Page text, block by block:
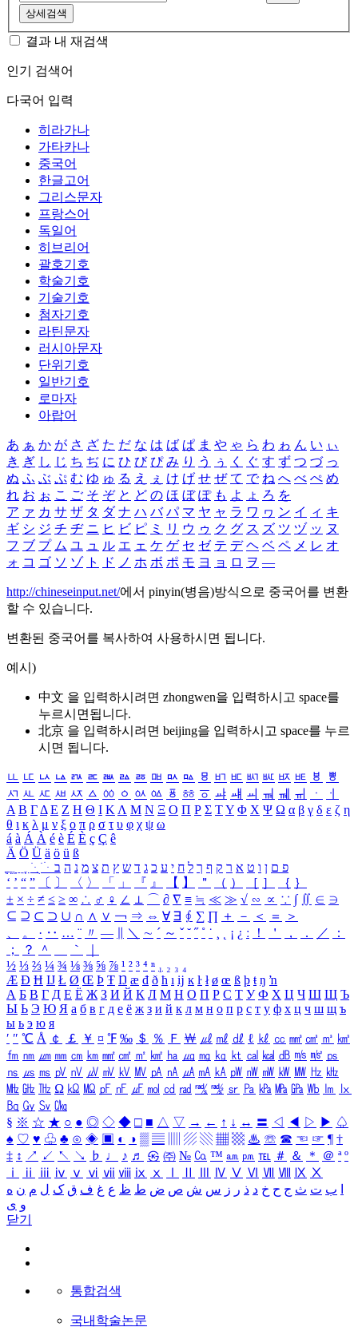
상세검색
결과 내 재검색
인기 검색어
다국어 입력
히라가나
가타카나
중국어
한글고어
그리스문자
프랑스어
독일어
히브리어
괄호기호
학술기호
기술기호
첨자기호
라틴문자
러시아문자
단위기호
일반기호
로마자
아랍어
あ ぁ か が さ ざ た だ な は ば ぱ ま や ゃ ら わ ゎ ん い ぃ
き ぎ し じ ち ぢ に ひ び ぴ み り う ぅ く ぐ す ず つ づ っ
ぬ ふ ぶ ぷ む ゆ ゅ る え ぇ け げ せ ぜ て で ね へ べ ぺ め
れ お ぉ こ ご そ ぞ と ど の ほ ぼ ぽ も よ ょ ろ を
ア ァ カ サ ザ タ ダ ナ ハ バ パ マ ヤ ャ ラ ワ ヮ ン イ ィ キ
ギ シ ジ チ ヂ ニ ヒ ビ ピ ミ リ ウ ゥ ク グ ス ズ ツ ヅ ッ ヌ
フ ブ プ ム ユ ュ ル エ ェ ケ ゲ セ ゼ テ デ ヘ ベ ペ メ レ オ
ォ コ ゴ ソ ゾ ト ド ノ ホ ボ ポ モ ヨ ョ ロ ヲ ―
http://chineseinput.net/에서 pinyin(병음)방식으로 중국어를 변환
할 수 있습니다.
변환된 중국어를 복사하여 사용하시면 됩니다.
예시)
中文 을 입력하시려면 zhongwen을 입력하시고 space를
누르시면됩니다.
北京 을 입력하시려면 beijing을 입력하시고 space를 누르
시면 됩니다.
ㅥ ㅦ ㅧ ㅨ ㅩ ㅪ ㅫ ㅬ ㅭ ㅮ ㅯ ㅰ ㅱ ㅲ ㅳ ㅴ ㅵ ㅶ ㅷ ㅸ
ㅹ
ㅺ ㅻ ㅼ ㅽ ㅾ ㅿ ㆀ ㆁ ㆂ ㆃ ㆄ ㆅ ㆆ ㆇ ㆈ ㆉ ㆊ ㆋ ㆌ ㆍ
ㆎ
Α Β ΓΔ Ε Ζ Η Θ Ι ΚΛ Μ Ν Ξ Ο Π Ρ Σ ΤΥ Φ Χ Ψ Ω α β γ δ ε ζ η
θ ι κ λ μ ν ξ ο π ρ σ τ υ φ χ ψ ω
á à Á À é è É È ç Ç ê
Ä Ö Ü ä ö ü ß
ִֶֹ ֻּ ׁׂ פ ם ן ו ט א ר ק ף ך ל ח י ע כ ג ד ש ץ ת צ מ נ ה ב
‘ ’ “ ” 〔 〕 〈 〉 「 」 『 』 【 】 ＂ （ ） ［ ］ ｛ ｝
± × ÷ ≠ ≤ ≥ ∞ ∴ ♂ ♀ ∠ ⊥ ⌒ ∂ ∇ ≡ ≒ ≪ ≫ √ ∽ ∝ ∵ ∫ ∬ ∈ ∋
⊆ ⊇ ⊂ ⊃ ∪ ∩ ∧ ∨ ￢ ⇒ ⇔ ∀ ∃ ∮ ∑ ∏ ＋ － ＜ ＝
＞
、
。 · ‥ … ¨ 〃 ― ＼ ∼ ´ ～ ˇ ˘ ˝ ˚ ˙ ¸ ¡ ¿ ː ！ ＇ ， ． ／
：
；
？ ＾ ｀
½ ⅓ ⅔ ¼ ¾ ⅛ ⅜ ⅝ ⅞ ¹ ² ³ ⁴ ⁿ ₁ ₂ ₃ ₄
Æ Ð Ħ Ĳ Ł Ø Œ Þ Ŧ Ŋ æ đ ð ħ ı ĳ ĸ ŀ ł ø œ ß þ ŧ ŋ ŉ
А Б В Г Д Е Ё Ж З И Й К Л М Н О П Р С Т У Ф Х Ц Ч Ш Щ Ъ
Ы Ь Э Ю Я а б в г д е ё ж з и й к л м н о п р с т у ф х ц ч ш щ ъ
ы ь э ю я
′ ″ ℃ Å ￠ ￡ ￥ ¤ ℉ ‰ ＄ ％ Ｆ ￦ ㎕ ㎖ ㎗ ℓ ㎘ ㏄ ㎣ ㎤ ㎥ ㎦
㎙ ㎚ ㎛ ㎜ ㎝ ㎞ ㎟ ㎠ ㎡ ㎢ ㏊ ㎍ ㎎ ㎏ ㏏ ㎈ ㎉ ㏈ ㎧ ㎨ ㎰
㎱ ㎲ ㎳ ㎴ ㎵ ㎶ ㎷ ㎸ ㎹ ㎀ ㎁ ㎂ ㎃ ㎄ ㎺ ㎻ ㎽ ㎾ ㎿ ㎐ ㎑
㎒ ㎓ ㎔ Ω ㏀ ㏁ ㎊ ㎋ ㎌ ㏖ ㏅ ㎭ ㎮ ㎯ ㏛ ㎩ ㎪ ㎫ ㎬ ㏝ ㏐
㏓
㏃ ㏉ ㏜ ㏆
§ ※ ☆ ★ ○ ● ◎ ◇ ◆ □ ■ △ ▽ → ← ↑ ↓ ↔ 〓 ◁ ◀ ▷ ▶ ♤
♠ ♡ ♥ ♧ ♣ ⊙ ◈ ▣ ◐ ◑ ▒ ▤ ▨ ▧ ▦ ▩ ♨ ☏ ☎ ☜ ☞ ¶ †
‡ ↕ ↗ ↙ ↖ ↘ ♭ ♩ ♪ ♬ ㉿ ㈜ № ㏇ ™ ㏂ ㏘ ℡ ＃ ＆ ＊ ＠ ª º
ⅰ
ⅱ ⅲ ⅳ ⅴ ⅵ ⅶ ⅷ ⅸ ⅹ Ⅳ Ⅴ Ⅵ Ⅶ Ⅷ Ⅸ Ⅹ
ب ت ث ج ح خ د ذ ر ز س ش ص ض ط ظ ع غ ف ق ک ل م ن ه
و ی
닫기
통합검색
국내학술논문